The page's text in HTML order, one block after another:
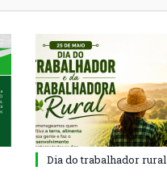
Dia do trabalhador rural